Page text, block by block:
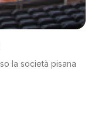
la società pisana